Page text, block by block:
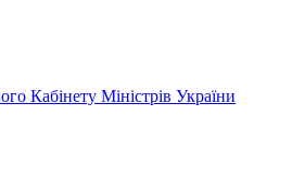
Кабінету Міністрів України